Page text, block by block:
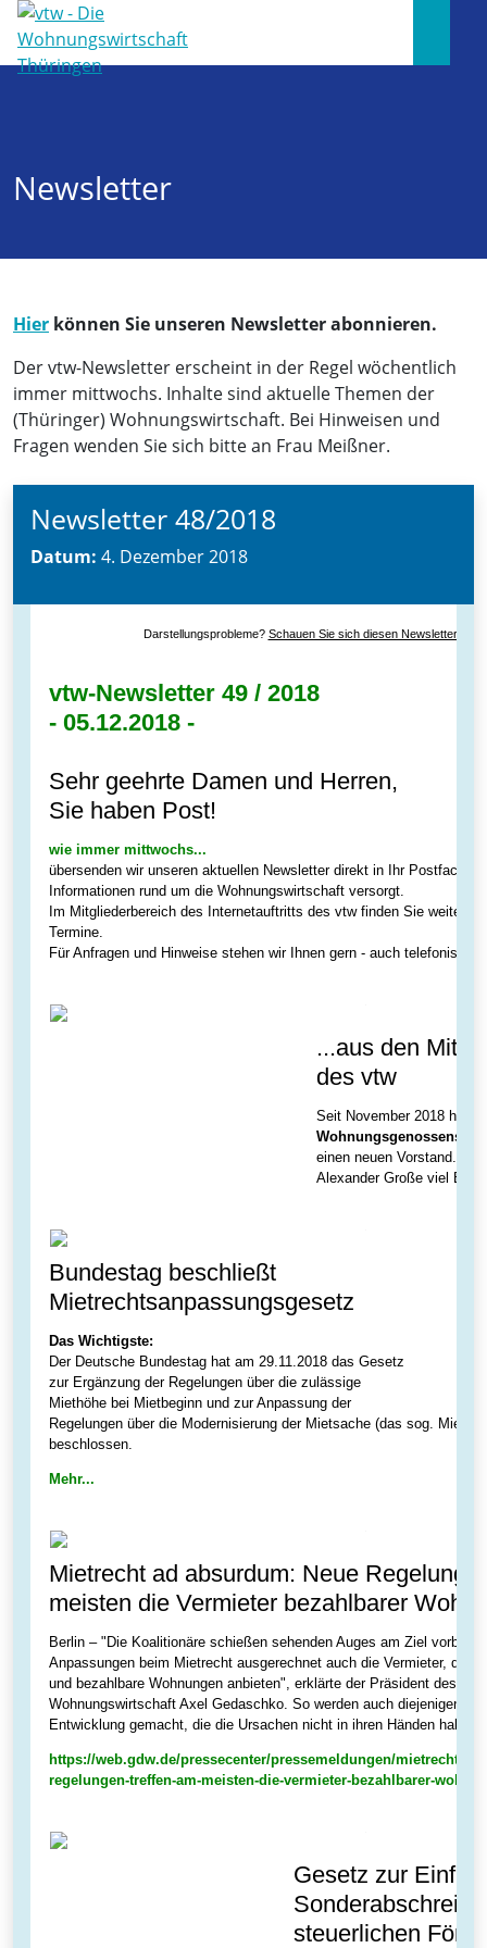
Newsletter
Hier können Sie unseren Newsletter abonnieren.
Der vtw-Newsletter erscheint in der Regel wöchentlich
immer mittwochs. Inhalte sind aktuelle Themen der
(Thüringer) Wohnungswirtschaft. Bei Hinweisen und
Fragen wenden Sie sich bitte an Frau Meißner.
Newsletter 48/2018
Datum: 4. Dezember 2018